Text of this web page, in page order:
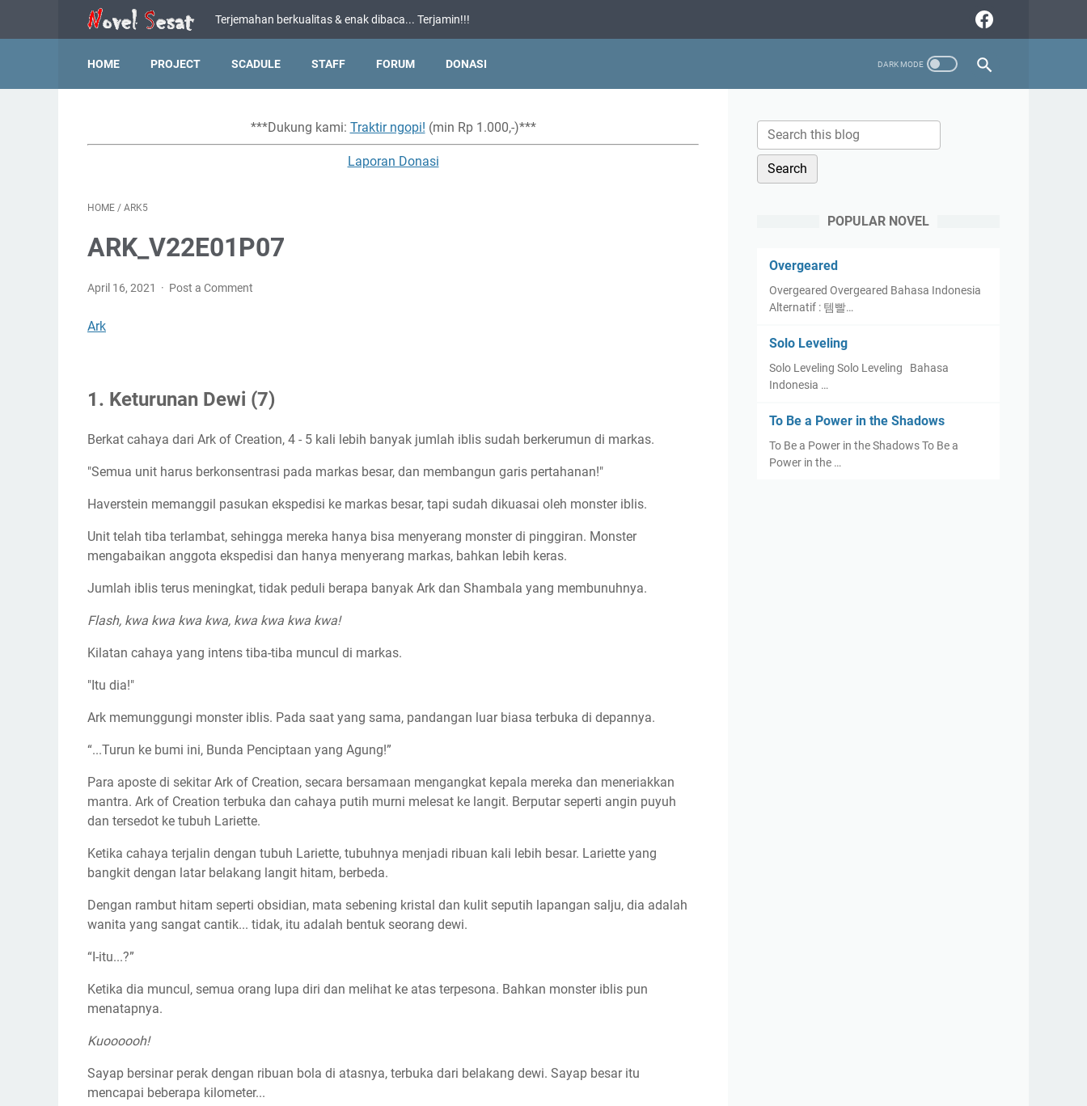
Terjemahan berkualitas & enak dibaca... Terjamin!!!
HOME PROJECT SCADULE STAFF FORUM DONASI
***Dukung kami: Traktir ngopi! (min Rp 1.000,-)***
Laporan Donasi
HOME / ARK5
ARK_V22E01P07
April 16, 2021 Post a Comment
Ark
1. Keturunan Dewi (7)
Berkat cahaya dari Ark of Creation, 4 - 5 kali lebih banyak jumlah iblis sudah berkerumun di markas.
"Semua unit harus berkonsentrasi pada markas besar, dan membangun garis pertahanan!"
Haverstein memanggil pasukan ekspedisi ke markas besar, tapi sudah dikuasai oleh monster iblis.
Unit telah tiba terlambat, sehingga mereka hanya bisa menyerang monster di pinggiran. Monster
mengabaikan anggota ekspedisi dan hanya menyerang markas, bahkan lebih keras.
Jumlah iblis terus meningkat, tidak peduli berapa banyak Ark dan Shambala yang membunuhnya.
Flash, kwa kwa kwa kwa, kwa kwa kwa kwa!
Kilatan cahaya yang intens tiba-tiba muncul di markas.
"Itu dia!"
Ark memunggungi monster iblis. Pada saat yang sama, pandangan luar biasa terbuka di depannya.
“...Turun ke bumi ini, Bunda Penciptaan yang Agung!”
Para aposte di sekitar Ark of Creation, secara bersamaan mengangkat kepala mereka dan meneriakkan
mantra. Ark of Creation terbuka dan cahaya putih murni melesat ke langit. Berputar seperti angin puyuh
dan tersedot ke tubuh Lariette.
Ketika cahaya terjalin dengan tubuh Lariette, tubuhnya menjadi ribuan kali lebih besar. Lariette yang
bangkit dengan latar belakang langit hitam, berbeda.
Dengan rambut hitam seperti obsidian, mata sebening kristal dan kulit seputih lapangan salju, dia adalah
wanita yang sangat cantik... tidak, itu adalah bentuk seorang dewi.
“I-itu...?”
Ketika dia muncul, semua orang lupa diri dan melihat ke atas terpesona. Bahkan monster iblis pun
menatapnya.
Kuoooooh!
Sayap bersinar perak dengan ribuan bola di atasnya, terbuka dari belakang dewi. Sayap besar itu
mencapai beberapa kilometer...
POPULAR NOVEL
Overgeared
Overgeared Overgeared Bahasa Indonesia
Alternatif : 템빨…
Solo Leveling
Solo Leveling Solo Leveling Bahasa
Indonesia …
To Be a Power in the Shadows
To Be a Power in the Shadows To Be a
Power in the …